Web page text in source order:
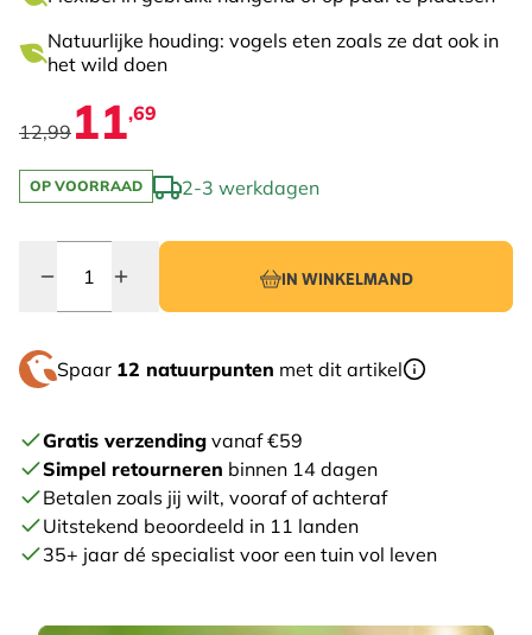
Natuurlijke houding: vogels eten zoals ze dat ook in
het wild doen
12,99 11,69
OP VOORRAAD 2-3 werkdagen
IN WINKELMAND
Spaar 12 natuurpunten met dit artikel
Gratis verzending vanaf €59
Simpel retourneren binnen 14 dagen
Betalen zoals jij wilt, vooraf of achteraf
Uitstekend beoordeeld in 11 landen
35+ jaar dé specialist voor een tuin vol leven